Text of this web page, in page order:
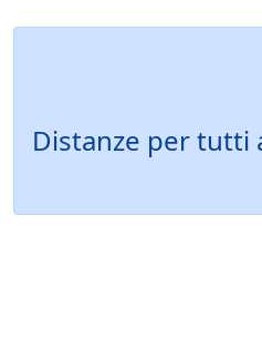
Distanze per tutti